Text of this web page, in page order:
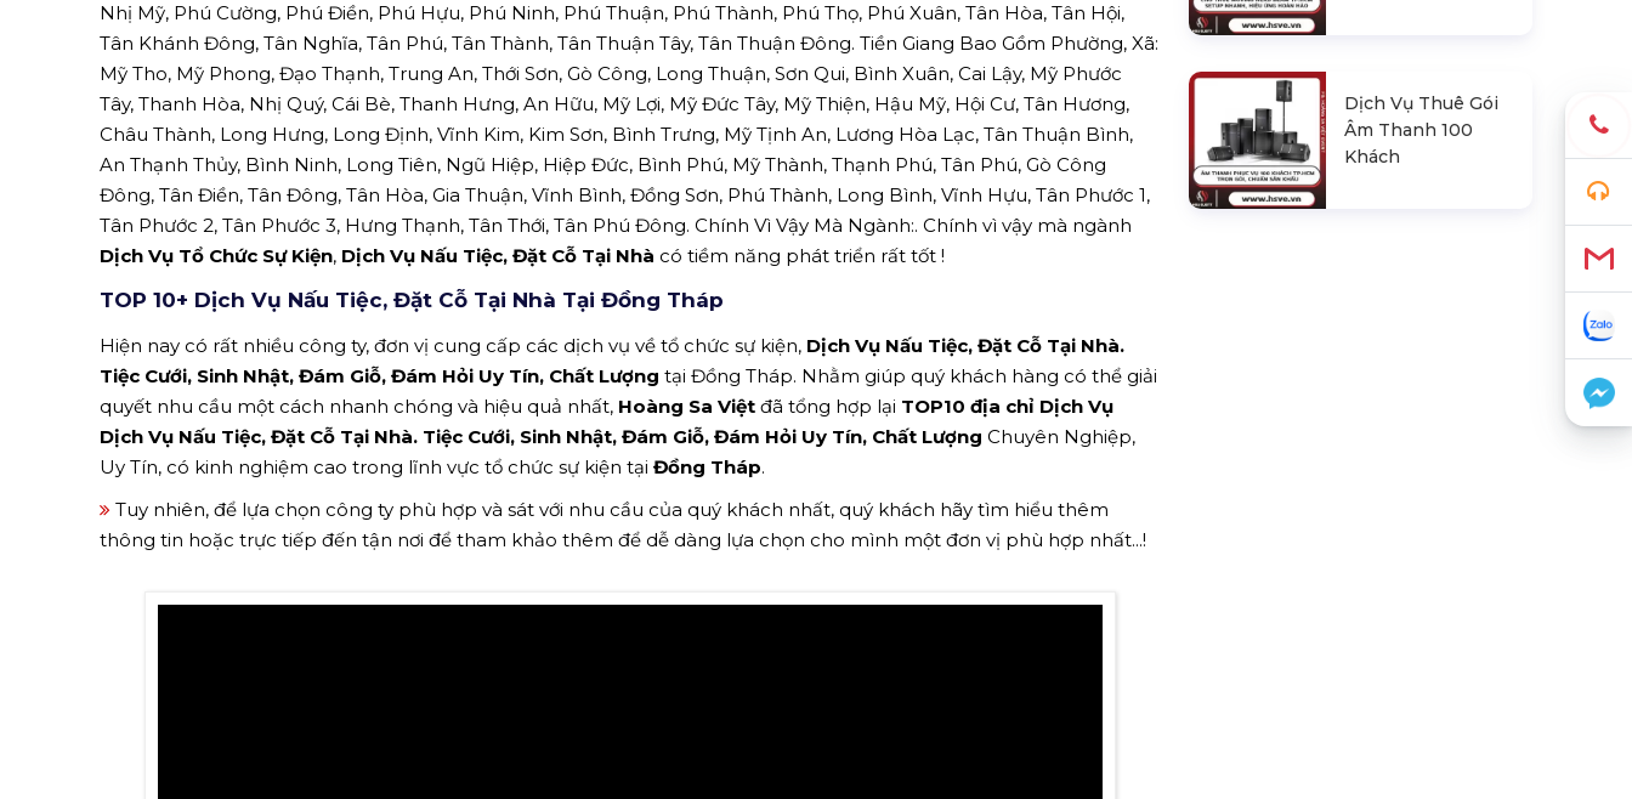
Nhị Mỹ, Phú Cường, Phú Điền, Phú Hựu, Phú Ninh, Phú Thuận, Phú Thành, Phú Thọ, Phú Xuân, Tân Hòa, Tân Hội,
Tân Khánh Đông, Tân Nghĩa, Tân Phú, Tân Thành, Tân Thuận Tây, Tân Thuận Đông. Tiền Giang Bao Gồm Phường, Xã:
Mỹ Tho, Mỹ Phong, Đạo Thạnh, Trung An, Thới Sơn, Gò Công, Long Thuận, Sơn Qui, Bình Xuân, Cai Lậy, Mỹ Phước
Tây, Thanh Hòa, Nhị Quý, Cái Bè, Thanh Hưng, An Hữu, Mỹ Lợi, Mỹ Đức Tây, Mỹ Thiện, Hậu Mỹ, Hội Cư, Tân Hương,
Châu Thành, Long Hưng, Long Định, Vĩnh Kim, Kim Sơn, Bình Trưng, Mỹ Tịnh An, Lương Hòa Lạc, Tân Thuận Bình,
An Thạnh Thủy, Bình Ninh, Long Tiên, Ngũ Hiệp, Hiệp Đức, Bình Phú, Mỹ Thành, Thạnh Phú, Tân Phú, Gò Công
Đông, Tân Điền, Tân Đông, Tân Hòa, Gia Thuận, Vĩnh Bình, Đồng Sơn, Phú Thành, Long Bình, Vĩnh Hựu, Tân Phước 1,
Tân Phước 2, Tân Phước 3, Hưng Thạnh, Tân Thới, Tân Phú Đông. Chính Vì Vậy Mà Ngành:. Chính vì vậy mà ngành
Dịch Vụ Tổ Chức Sự Kiện, Dịch Vụ Nấu Tiệc, Đặt Cỗ Tại Nhà có tiềm năng phát triển rất tốt !
TOP 10+ Dịch Vụ Nấu Tiệc, Đặt Cỗ Tại Nhà Tại Đồng Tháp
Hiện nay có rất nhiều công ty, đơn vị cung cấp các dịch vụ về tổ chức sự kiện, Dịch Vụ Nấu Tiệc, Đặt Cỗ Tại Nhà.
Tiệc Cưới, Sinh Nhật, Đám Giỗ, Đám Hỏi Uy Tín, Chất Lượng tại Đồng Tháp. Nhằm giúp quý khách hàng có thể giải
quyết nhu cầu một cách nhanh chóng và hiệu quả nhất, Hoàng Sa Việt đã tổng hợp lại TOP10 địa chỉ Dịch Vụ
Dịch Vụ Nấu Tiệc, Đặt Cỗ Tại Nhà. Tiệc Cưới, Sinh Nhật, Đám Giỗ, Đám Hỏi Uy Tín, Chất Lượng Chuyên Nghiệp,
Uy Tín, có kinh nghiệm cao trong lĩnh vực tổ chức sự kiện tại Đồng Tháp.
Tuy nhiên, để lựa chọn công ty phù hợp và sát với nhu cầu của quý khách nhất, quý khách hãy tìm hiểu thêm
thông tin hoặc trực tiếp đến tận nơi để tham khảo thêm để dễ dàng lựa chọn cho mình một đơn vị phù hợp nhất...!
Dịch Vụ Thuê Gói
Âm Thanh 100
Khách